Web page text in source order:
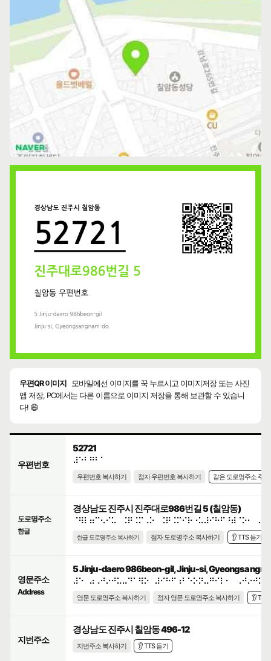
우편QR 이미지
모바일에선 이미지를 꾹 누르시고 이미지저장 또는 사진
앱 저장, PC에서는 다른 이름으로 이미지 저장을 통해 보관할 수 있습니
다! 😄
우편번호
52721
⠼⠑⠃⠛⠃⠁
우편번호 복사하기 점자 우편번호 복사하기 같은 도로명주소 주
도로명주소
한글
경상남도 진주시 진주대로986번길 5 (칠암동)
⠈⠻⠇⠶⠉⠢⠊⠥⠀⠨⠟⠨⠍⠠⠕⠀⠨⠟⠨⠍⠊⠗⠐⠥⠼⠊⠓⠋⠘⠾⠈⠕⠂⠀⠼⠑
한글 도로명주소 복사하기 점자 도로명주소 복사하기 👂 TTS 듣기
영문주소
Address
5 Jinju-daero 986beon-gil, Jinju-si,
영문 도로명주소 복사하기 점자 영문 도로명주소 복사하기 👂 TTS
지번주소
경상남도 진주시 칠암동 496-12
지번주소 복사하기 👂 TTS 듣기